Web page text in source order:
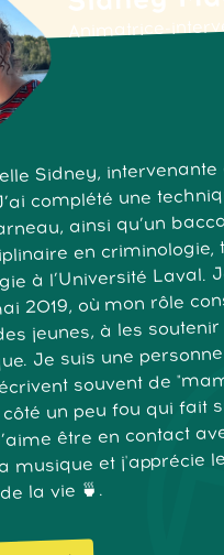
Animatrice-
Sidney,
complété une
ainsi qu’un
en
à l’Université Laval.
2019, où mon rôle
jeunes, à les
Je suis une
souvent de
un peu fou qui fait
être en contact
musique et j'apprécie
la vie 🍵.